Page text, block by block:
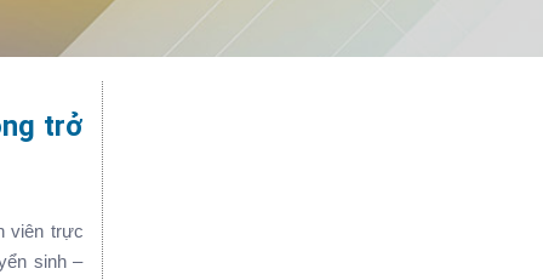
trở
viên trực
sinh –